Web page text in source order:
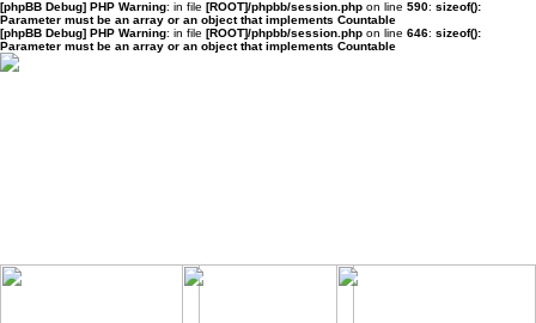
[phpBB Debug] PHP Warning: in file [ROOT]/phpbb/session.php on line 590: sizeof():
Parameter must be an array or an object that implements Countable
[phpBB Debug] PHP Warning: in file [ROOT]/phpbb/session.php on line 646: sizeof():
Parameter must be an array or an object that implements Countable